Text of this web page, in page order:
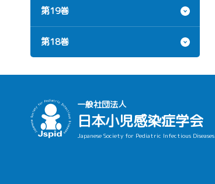
第19巻
第18巻
一般社団法人
日本小児感染症学会
Japanese Society for Pediatric Infectious Diseases